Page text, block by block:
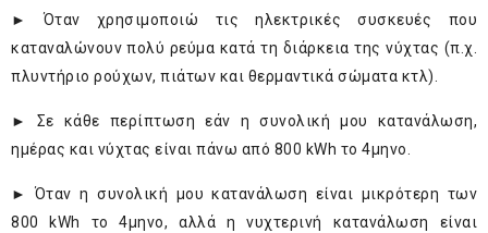
► Όταν χρησιμοποιώ τις ηλεκτρικές συσκευές που
καταναλώνουν πολύ ρεύμα κατά τη διάρκεια της νύχτας (π.χ.
πλυντήριο ρούχων, πιάτων και θερμαντικά σώματα κτλ).
► Σε κάθε περίπτωση εάν η συνολική μου κατανάλωση,
ημέρας και νύχτας είναι πάνω από 800 kWh το 4μηνο.
► Όταν η συνολική μου κατανάλωση είναι μικρότερη των
800 kWh το 4μηνο, αλλά η νυχτερινή κατανάλωση είναι